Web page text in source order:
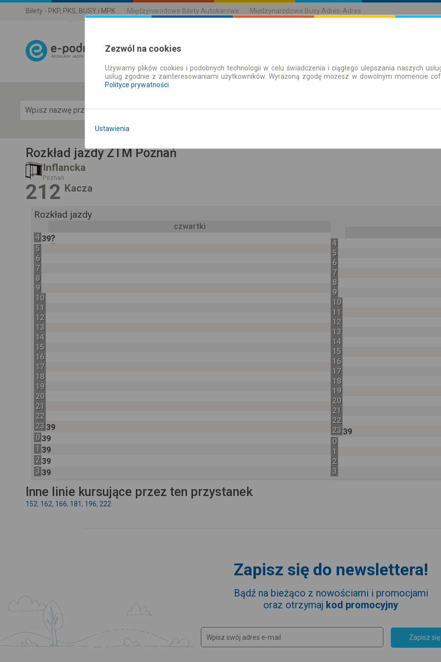
Bilety - PKP, PKS, BUSY i MPK Międzynarodowe Bilety Autokarowe Międzynarodowe Busy Adres-Adres
Rozkład Jazdy | Bilety Bilety okresowe
Pokaż rozkład
Rozkład jazdy ZTM Poznań
Inflancka
Poznań
212 Kacza
Rozkład jazdy
czwartki
4 39?
5
6
7
8
9
10
11
12
13
14
15
16
17
18
19
20
21
22
23 39
0 39
1 39
2 39
3 39
4
5
6
7
8
9
10
11
12
13
14
15
16
17
18
19
20
21
22
23 39
0
1
2
3
Inne linie kursujące przez ten przystanek
152, 162, 166, 181 , 196, 222
Zapisz się do newslettera!
Bądź na bieżąco z nowościami i promocjami
oraz otrzymaj kod promocyjny
Zapisz się
Zezwól na cookies
Używamy plików cookies i podobnych technologii w celu świadczenia i ciągłego ulepszania naszych
usług zgodnie z zainteresowaniami użytkowników. Wyrażoną zgodę możesz w dowolnym momencie
Polityce prywatności
Ustawienia